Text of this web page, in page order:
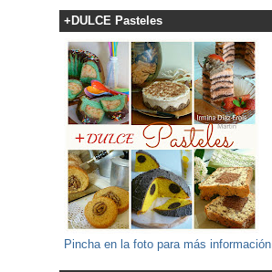
+DULCE Pasteles
Pincha en la foto para más información